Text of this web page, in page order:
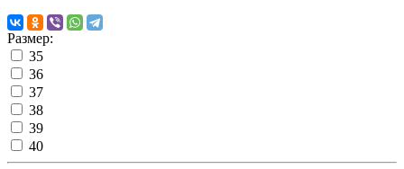
Размер:
35
36
37
38
39
40